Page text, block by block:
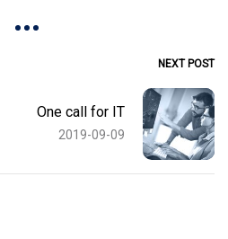
NEXT POST
One call for IT
2019-09-09